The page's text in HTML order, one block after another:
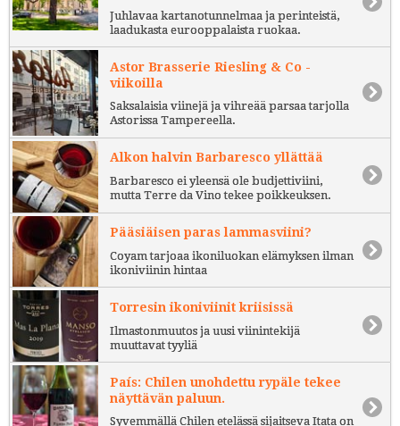
Juhlavaa kartanotunnelmaa ja perinteistä,
laadukasta eurooppalaista ruokaa.
Astor Brasserie Riesling & Co -
viikoilla
Saksalaisia viinejä ja vihreää parsaa tarjolla
Astorissa Tampereella.
Alkon halvin Barbaresco yllättää
Barbaresco ei yleensä ole budjettiviini,
mutta Terre da Vino tekee poikkeuksen.
Pääsiäisen paras lammasviini?
Coyam tarjoaa ikoniluokan elämyksen ilman
ikoniviinin hintaa
Torresin ikoniviinit kriisissä
Ilmastonmuutos ja uusi viinintekijä
muuttavat tyyliä
País: Chilen unohdettu rypäle tekee
näyttävän paluun.
Syvemmällä Chilen etelässä sijaitseva Itata on